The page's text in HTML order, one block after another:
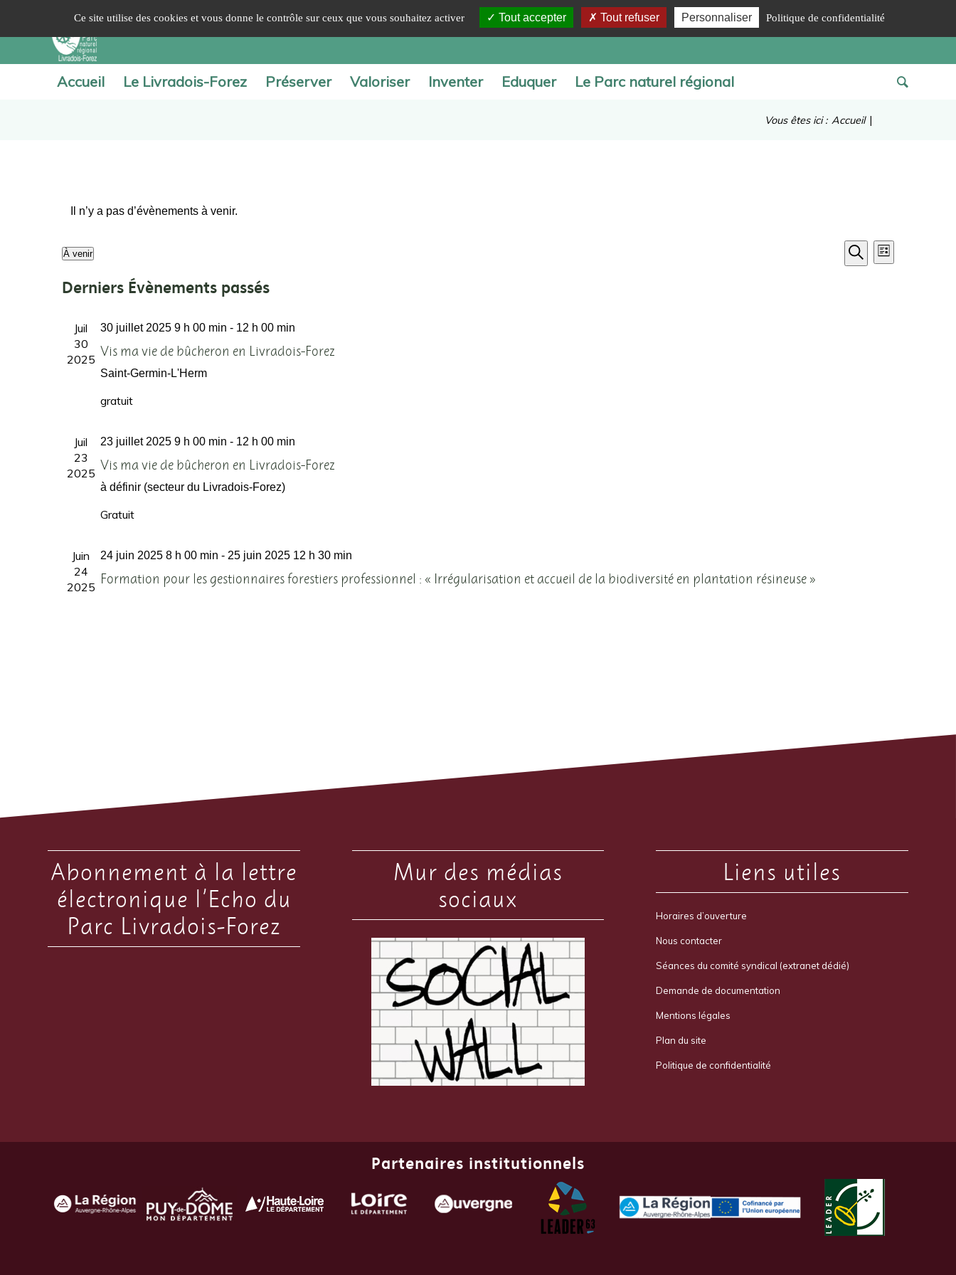
Accueil Le Livradois-Forez Préserver Valoriser Inventer Eduquer Le Parc naturel régional
Vous êtes ici : Accueil |
Il n’y a pas d’évènements à venir.
Recherche
etRecherche
Navigation
de
Liste
À venir
une
Derniers Évènements passés
Juil
30
2025
30 juillet 2025 9 h 00 min - 12 h 00 min
Vis ma vie de bûcheron en Livradois-Forez
Saint-Germin-L'Herm
gratuit
Juil
23
2025
23 juillet 2025 9 h 00 min - 12 h 00 min
Vis ma vie de bûcheron en Livradois-Forez
à définir (secteur du Livradois-Forez)
Gratuit
Juin
24
2025
24 juin 2025 8 h 00 min - 25 juin 2025 12 h 30 min
Formation pour les gestionnaires forestiers professionnel : « Irrégularisation et accueil de la biodiversité en plantation résineuse »
Abonnement à la lettre
électronique l’Echo du
Parc Livradois-Forez
Mur des médias
sociaux
Liens utiles
Horaires d’ouverture
Nous contacter
Séances du comité syndical (extranet dédié)
Demande de documentation
Mentions légales
Plan du site
Politique de confidentialité
Partenaires institutionnels
Ce site utilise des cookies et vous donne le contrôle sur ceux que vous souhaitez activer Tout accepter Tout refuser Personnaliser Politique de confidentialité